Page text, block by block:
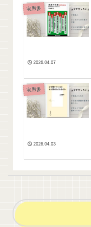
実用書
2026.04.07
実用書
2026.04.03